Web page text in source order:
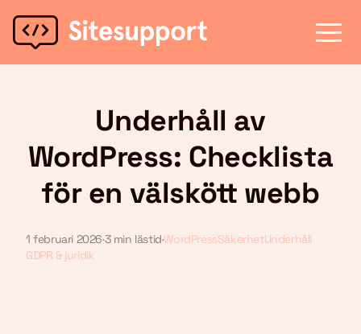
Underhåll av
WordPress: Checklista
för en välskött webb
1 februari 2026·3 min lästid·WordPressSäkerhetUnderhåll
GDPR & juridik